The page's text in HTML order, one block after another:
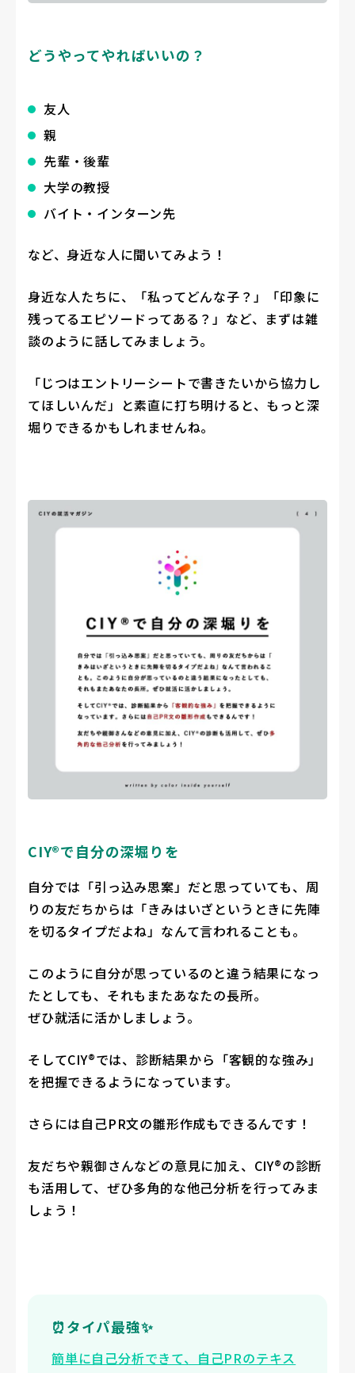
どうやってやればいいの？
友人
親
先輩・後輩
大学の教授
バイト・インターン先
など、身近な人に聞いてみよう！
身近な人たちに、「私ってどんな子？」「印象に
残ってるエピソードってある？」など、まずは雑
談のように話してみましょう。
「じつはエントリーシートで書きたいから協力し
てほしいんだ」と素直に打ち明けると、もっと深
堀りできるかもしれませんね。
CIY®で自分の深堀りを
自分では「引っ込み思案」だと思っていても、周
りの友だちからは「きみはいざというときに先陣
を切るタイプだよね」なんて言われることも。
このように自分が思っているのと違う結果になっ
たとしても、それもまたあなたの長所。
ぜひ就活に活かしましょう。
そしてCIY®では、診断結果から「客観的な強み」
を把握できるようになっています。
さらには自己PR文の雛形作成もできるんです！
友だちや親御さんなどの意見に加え、CIY®の診断
も活用して、ぜひ多角的な他己分析を行ってみま
しょう！
⏰タイパ最強✨
簡単に自己分析できて、自己PRのテキス